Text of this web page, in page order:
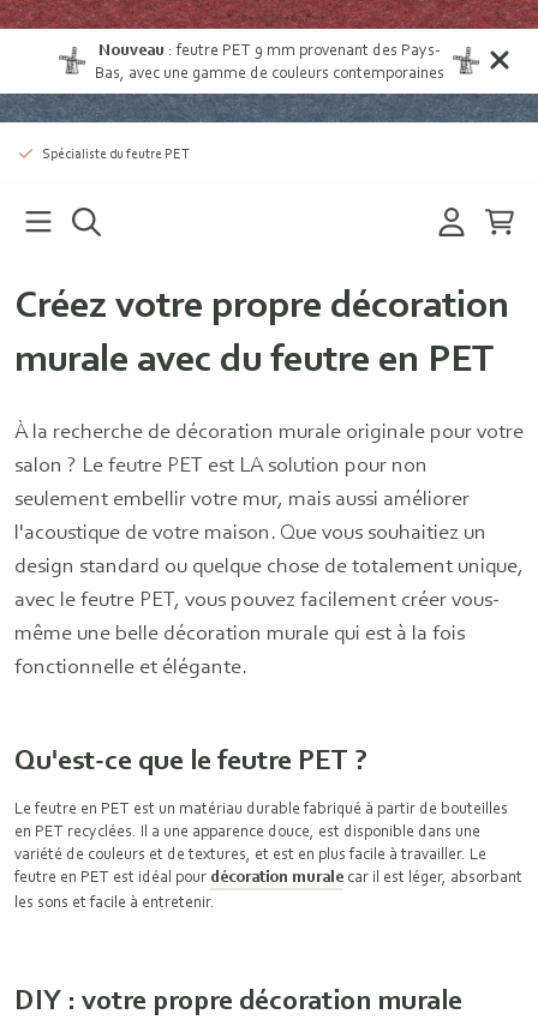
Nouveau :feutre PET 9 mm provenant des Pays-
Bas , avec une gamme de couleurs contemporaines
Spécialiste du feutre PET
Créez votre propre décoration
murale avec du feutre en PET
À la recherche de décoration murale originale pour votre
salon ? Le feutre PET est LA solution pour non
seulement embellir votre mur, mais aussi améliorer
l'acoustique de votre maison. Que vous souhaitiez un
design standard ou quelque chose de totalement unique,
avec le feutre PET, vous pouvez facilement créer vous-
même une belle décoration murale qui est à la fois
fonctionnelle et élégante.
Qu'est-ce que le feutre PET ?
Le feutre en PET est un matériau durable fabriqué à partir de bouteilles
en PET recyclées. Il a une apparence douce, est disponible dans une
variété de couleurs et de textures, et est en plus facile à travailler. Le
feutre en PET est idéal pour décoration murale car il est léger, absorbant
les sons et facile à entretenir.
DIY : votre propre décoration murale